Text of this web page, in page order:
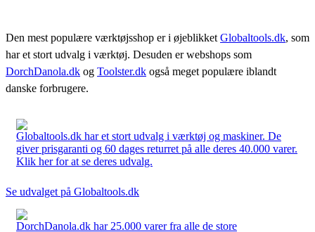
Den mest populære værktøjsshop er i øjeblikket Globaltools.dk, som
har et stort udvalg i værktøj. Desuden er webshops som
DorchDanola.dk og Toolster.dk også meget populære iblandt
danske forbrugere.
Globaltools.dk har et stort udvalg i værktøj og maskiner. De
giver prisgaranti og 60 dages returret på alle deres 40.000 varer.
Klik her for at se deres udvalg.
Se udvalget på Globaltools.dk
DorchDanola.dk har 25.000 varer fra alle de store